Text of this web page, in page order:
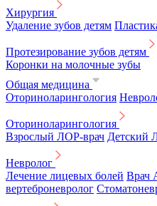
Хирургия
Удаление зубов детям
Протезирование зубов детям
Коронки на молочные зубы
Общая медицина
Оториноларингология
Оториноларингология
Взрослый ЛОР-врач Детский
Невролог
Лечение лицевых болей Врач
вертеброневролог